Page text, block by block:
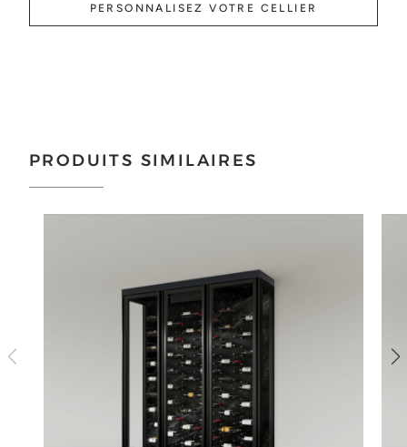
PERSONNALISEZ VOTRE CELLIER
PRODUITS SIMILAIRES